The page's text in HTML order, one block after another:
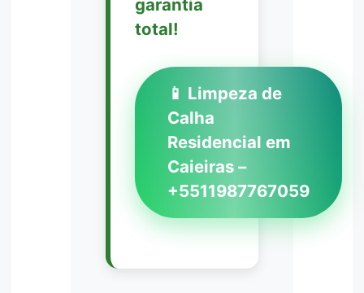
garantia
total!
📱 Limpeza de
Calha
Residencial em
Caieiras –
+5511987767059